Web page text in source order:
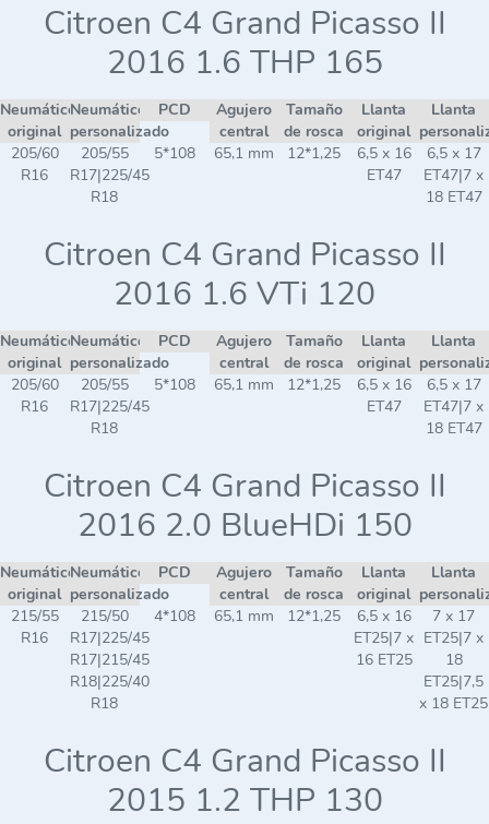
Citroen C4 Grand Picasso II
2016 1.6 THP 165
Neumático
original
Neumático
personalizado
PCD
Agujero
central
Tamaño
de rosca
Llanta
original
Llanta
205/60
R16
205/55
R17|225/45
R18
5*108 65,1 mm 12*1,25
6,5 x 16
ET47
6,5 x 17
ET47|7 x
18 ET47
Citroen C4 Grand Picasso II
2016 1.6 VTi 120
Neumático
original
Neumático
personalizado
PCD
Agujero
central
Tamaño
de rosca
Llanta
original
Llanta
205/60
R16
205/55
R17|225/45
R18
5*108 65,1 mm 12*1,25
6,5 x 16
ET47
6,5 x 17
ET47|7 x
18 ET47
Citroen C4 Grand Picasso II
2016 2.0 BlueHDi 150
Neumático
original
Neumático
personalizado
PCD
Agujero
central
Tamaño
de rosca
Llanta
original
Llanta
215/55
R16
215/50
R17|225/45
R17|215/45
R18|225/40
R18
4*108 65,1 mm 12*1,25
6,5 x 16
ET25|7 x
16 ET25
7 x 17
ET25|7 x
18
ET25|7,5
x 18 ET25
Citroen C4 Grand Picasso II
2015 1.2 THP 130